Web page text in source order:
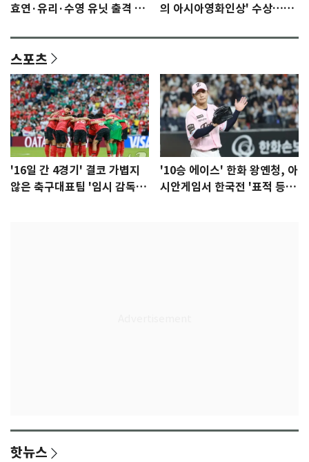
효연·유리·수영 유닛 출격 [N
의 아시아영화인상' 수상…15
스포츠
'16일 간 4경기' 결코 가볍지
않은 축구대표팀 '임시 감독'
'10승 에이스' 한화 왕옌청, 아
시안게임서 한국전 '표적 등
핫뉴스